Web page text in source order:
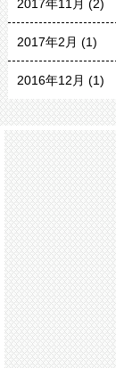
2017年11月 (2)
2017年2月 (1)
2016年12月 (1)